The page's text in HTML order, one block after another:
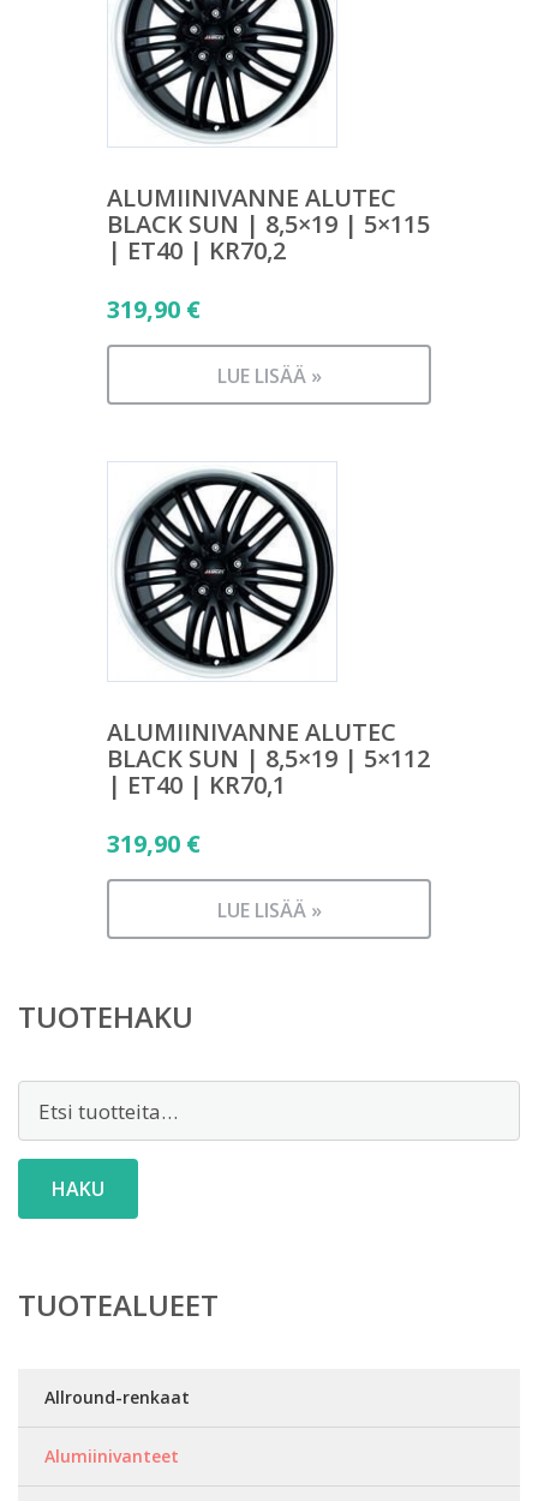
ALUMIINIVANNE ALUTEC
BLACK SUN | 8,5×19 | 5×115
| ET40 | KR70,2
319,90 €
LUE LISÄÄ »
ALUMIINIVANNE ALUTEC
BLACK SUN | 8,5×19 | 5×112
| ET40 | KR70,1
319,90 €
LUE LISÄÄ »
TUOTEHAKU
HAKU
TUOTEALUEET
Allround-renkaat
Alumiinivanteet